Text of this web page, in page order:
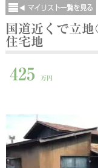
国道近くで立
住宅地
425 万円